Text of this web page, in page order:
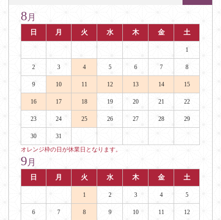
8 月
日 月 火 水 木 金 土
1
2 3 4 5 6 7 8
9 10 11 12 13 14 15
16 17 18 19 20 21 22
23 24 25 26 27 28 29
30
31
オレンジ枠の日が休業日となります。
9 月
日 月 火 水 木 金 土
1 2 3 4 5
6 7 8 9 10 11 12